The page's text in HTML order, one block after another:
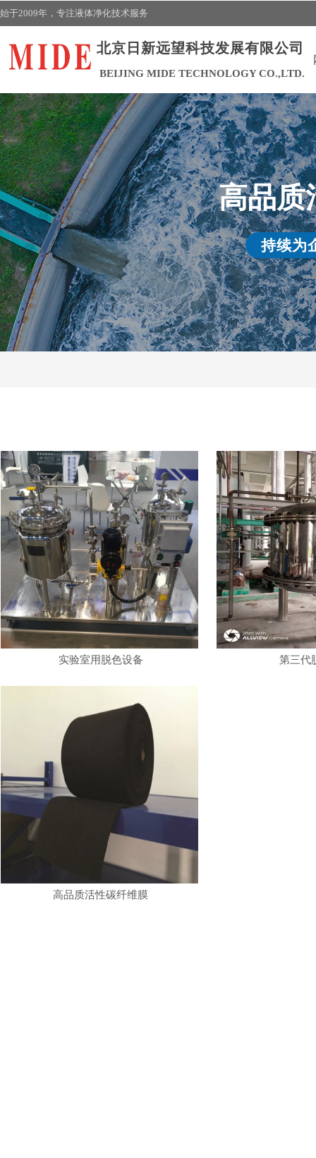
始于2009年， 专注液体净化技术服务
BEIJING MIDE TECHNOLOGY CO.,LTD.
北京日新远望科技发展有限公司
高品质
持续为
实验室用脱色设备 第三代
高品质活性碳纤维膜